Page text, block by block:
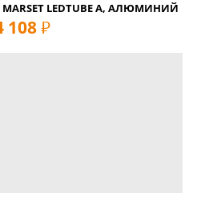
LEDTUBE A, АЛЮМИНИЙ
108 руб